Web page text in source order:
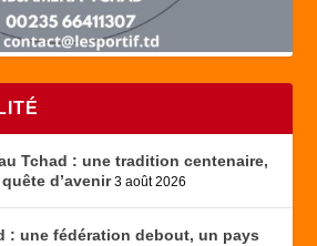
Tchad : une tradition centenaire,
d’avenir 3 août 2026
: une fédération debout, un pays